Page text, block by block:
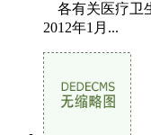
各有关医疗卫
2012年1月...